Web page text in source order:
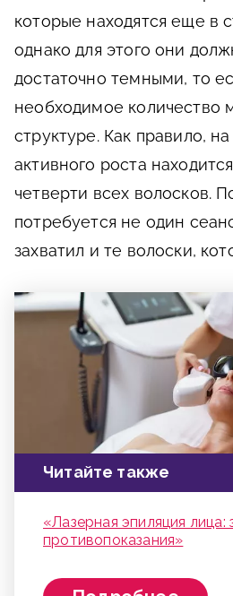
которые находятся еще в
однако для этого они
достаточно темными, то
необходимое количество
структуре. Как правило,
активного роста
четверти всех волосков.
потребуется не один
захватил и те волоски,
Читайте также
«Лазерная эпиляция
противопоказания»